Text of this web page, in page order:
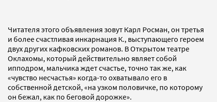
Читателя этого объявления зовут Карл Росман, он третья
и более счастливая инкарнация К., выступающего героем
двух других кафковских романов. В Открытом театре
Оклахомы, который действительно являет собой
ипподром, мальчика ждет счастье, точно так же, как
«чувство несчастья» когда-то охватывало его в
собственной детской, «на узком половичке, по которому
он бежал, как по беговой дорожке».